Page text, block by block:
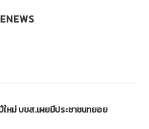
หม่ บขส.เผยมีประชาชนทยอย